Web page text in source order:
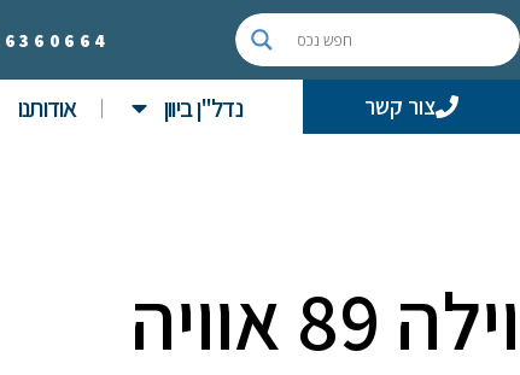
6360664
צור קשר נדל"ן ביוון אודותנו
וילה 89 אוויה